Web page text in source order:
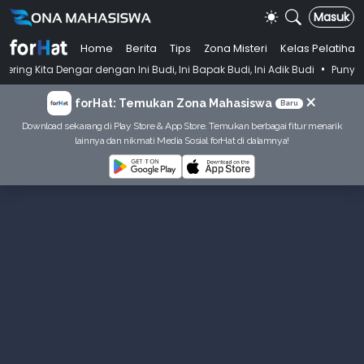
Masuk
Home Berita Tips Zona Misteri
Kelas Pelatihan
dengan Ini Budi, Ini Bapak Budi, Ini Adik Budi • Punya Tujuan
forHat: Temukan Zona Mahasiswa Baru ×
Download sekarang di Play Store & App Store. Temukan berbagai fitur menarik
lainnya dan nikmati Media Sosial forHat di dalamnya!